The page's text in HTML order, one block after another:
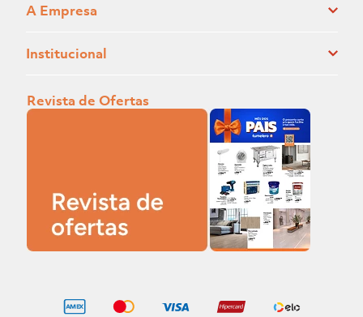
A Empresa
Institucional
Revista de Ofertas